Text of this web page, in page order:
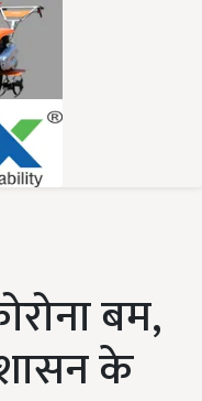
बम,
के